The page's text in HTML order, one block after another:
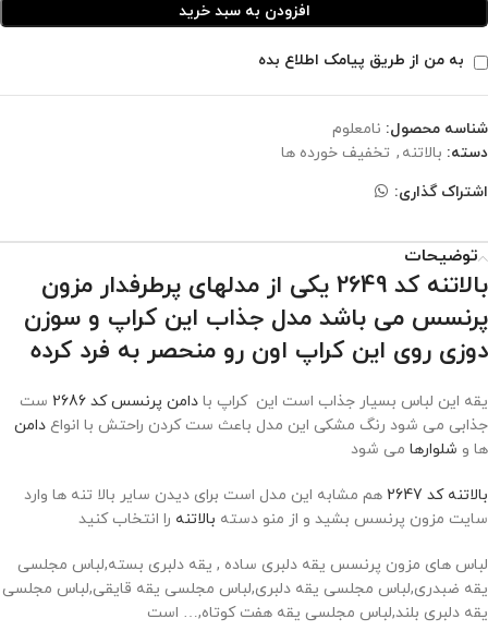
افزودن به سبد خرید
به من از طریق پیامک اطلاع بده
شناسه محصول: نامعلوم
دسته: بالاتنه , تخفیف خورده ها
اشتراک گذاری:
توضیحات
بالاتنه کد 2649 یکی از مدلهای پرطرفدار مزون
پرنسس می باشد مدل جذاب این کراپ و سوزن
دوزی روی این کراپ اون رو منحصر به فرد کرده
یقه این لباس بسیار جذاب است این کراپ با دامن پرنسس کد 2686
ست
جذابی می شود رنگ مشکی این مدل باعث ست کردن راحتش با انواع دامن
ها و شلوارها می شود
بالاتنه کد 2647
هم مشابه این مدل است برای دیدن سایر بالا تنه ها وارد
سایت مزون پرنسس بشید و از منو دسته بالاتنه را انتخاب کنید
لباس های مزون پرنسس یقه دلبری ساده , یقه دلبری بسته,لباس مجلسی
یقه ضبدری,لباس مجلسی یقه دلبری,لباس مجلسی یقه قایقی,لباس مجلسی
یقه دلبری بلند,لباس مجلسی یقه هفت کوتاه,… است